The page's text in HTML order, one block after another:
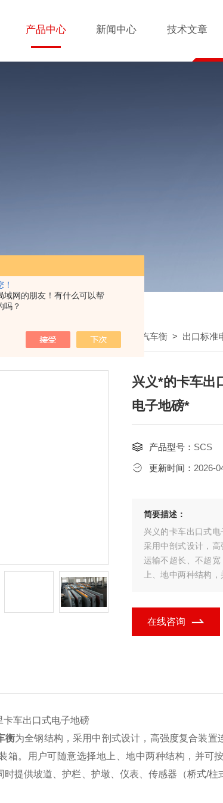
域网的朋友！有什么可以帮
吗？
产品中心 新闻中心 技术文章
>产品中心 >出口式电子汽车衡 > 出口标准
兴义*的卡车出
电子地磅*
产品型号： SCS
更新时间： 2026-
简要描述：
兴义的卡车出口式
采用中剖式设计，
运输不超长、不超
上、地中两种结构
在线咨询
卡车出口式电子地磅
衡为全钢结构，采用中剖式设计，高强度复合装
箱。用户可随意选择地上、地中两种结构，并可
提供坡道、护栏、护墩、仪表、传感器（桥式/